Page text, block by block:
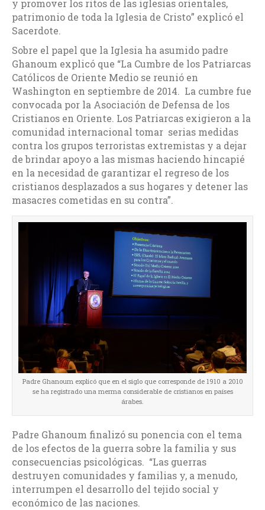
y promover los ritos de las iglesias orientales,
patrimonio de toda la Iglesia de Cristo” explicó el
Sacerdote.
Sobre el papel que la Iglesia ha asumido padre
Ghanoum explicó que “La Cumbre de los Patriarcas
Católicos de Oriente Medio se reunió en
Washington en septiembre de 2014. La cumbre fue
convocada por la Asociación de Defensa de los
Cristianos en Oriente. Los Patriarcas exigieron a la
comunidad internacional tomar serias medidas
contra los grupos terroristas extremistas y a dejar
de brindar apoyo a las mismas haciendo hincapié
en la necesidad de garantizar el regreso de los
cristianos desplazados a sus hogares y detener las
masacres cometidas en su contra”.
Padre Ghanoum explicó que en el siglo que corresponde de 1910 a 2010
se ha registrado una merma considerable de cristianos en países
árabes.
Padre Ghanoum finalizó su ponencia con el tema
de los efectos de la guerra sobre la familia y sus
consecuencias psicológicas. “Las guerras
destruyen comunidades y familias y, a menudo,
interrumpen el desarrollo del tejido social y
económico de las naciones.